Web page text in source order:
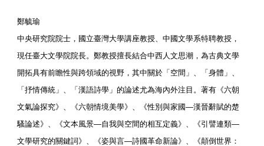
鄭毓瑜
中央研究院院士，國立臺灣大學講座教授、中國文學系特聘教授，
現任臺大文學院院長。鄭教授擅長結合中西人文思潮，為古典文學
開拓具有前瞻性與跨領域的視野，其中關於「空間」、「身體」、
「抒情傳統」、「漢語詩學」的論述尤為海內外注目。著有《六朝
文氣論探究》、《六朝情境美學》、《性別與家國—漢晉辭賦的楚
騷論述》、《文本風景—自我與空間的相互定義》、《引譬連類—
文學研究的關鍵詞》、《姿與言—詩國革命新論》、《顛倒世界：